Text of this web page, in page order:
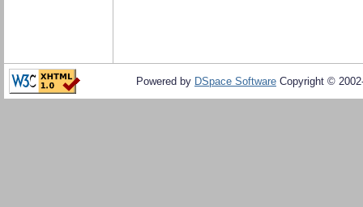
Powered by DSpace Software Copyright ©